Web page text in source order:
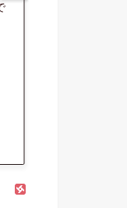
！？蛇が出る
格安温泉宿探